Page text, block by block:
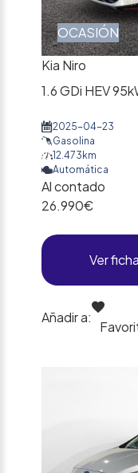
OCASIÓN
Kia Niro
1.6 GDi HEV
2025-04-23
Gasolina
12.473km
Automática
Al contado
26.990€
Ver ficha
Añadir a: